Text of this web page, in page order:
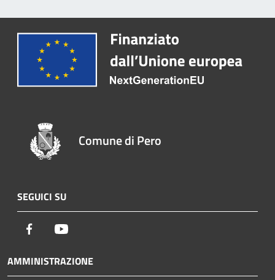
Comune di Pero
SEGUICI SU
Facebook
AMMINISTRAZIONE